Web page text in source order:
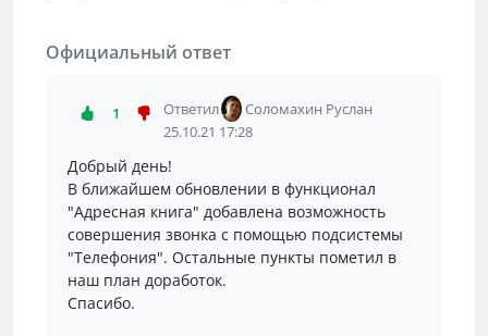
Официальный ответ
1 Ответил
Соломахин Руслан
25.10.21 17:28
Добрый день!
В ближайшем обновлении в функционал
"Адресная книга" добавлена возможность
совершения звонка с помощью подсистемы
"Телефония". Остальные пункты пометил в
наш план доработок.
Спасибо.